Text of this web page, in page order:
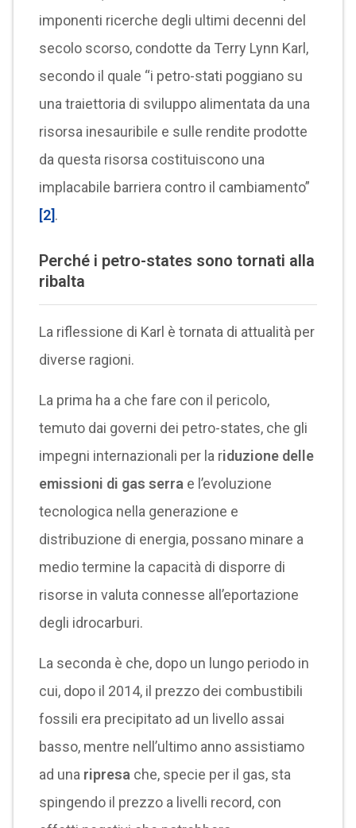
imponenti ricerche degli ultimi decenni del
secolo scorso, condotte da Terry Lynn Karl,
secondo il quale “i petro-stati poggiano su
una traiettoria di sviluppo alimentata da una
risorsa inesauribile e sulle rendite prodotte
da questa risorsa costituiscono una
implacabile barriera contro il cambiamento”
[2].
Perché i petro-states sono tornati alla
ribalta
La riflessione di Karl è tornata di attualità per
diverse ragioni.
La prima ha a che fare con il pericolo,
temuto dai governi dei petro-states, che gli
impegni internazionali per la riduzione delle
emissioni di gas serrae l’evoluzione
tecnologica nella generazione e
distribuzione di energia, possano minare a
medio termine la capacità di disporre di
risorse in valuta connesse all’eportazione
degli idrocarburi.
La seconda è che, dopo un lungo periodo in
cui, dopo il 2014, il prezzo dei combustibili
fossili era precipitato ad un livello assai
basso, mentre nell’ultimo anno assistiamo
ad una ripresache, specie per il gas, sta
spingendo il prezzo a livelli record, con